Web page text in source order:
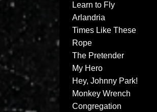
Learn to Fly
Arlandria
Times Like These
Rope
The Pretender
My Hero
Hey, Johnny Park!
Monkey Wrench
Congregation